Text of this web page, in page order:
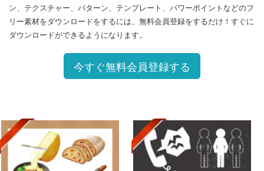
ン、テクスチャー、パターン、テンプレート、パワーポイントなどのフ
リー素材をダウンロードをするには、無料会員登録をするだけ！すぐに
ダウンロードができるようになります。
今すぐ無料会員登録する